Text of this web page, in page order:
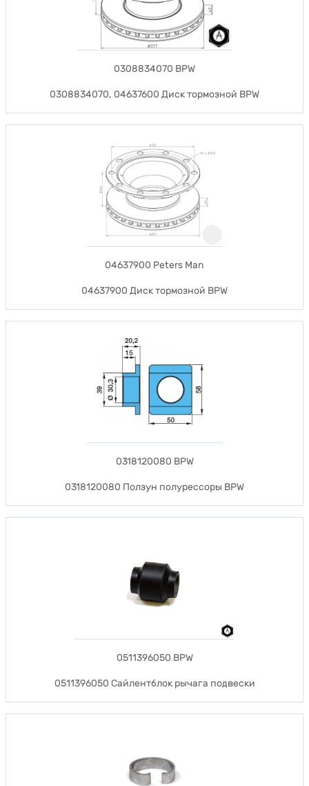
0308834070 BPW
0308834070, 04637600 Диск тормозной BPW
04637900 Peters Man
04637900 Диск тормозной BPW
0318120080 BPW
0318120080 Ползун полурессоры BPW
0511396050 BPW
0511396050 Cайлентблок рычага подвески